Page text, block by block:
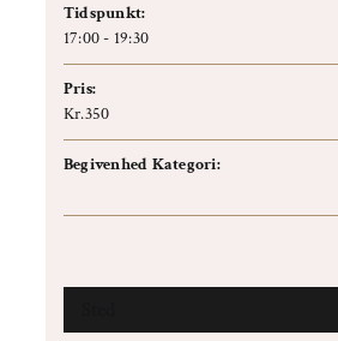
Tidspunkt:
17:00 - 19:30
Pris:
Kr.350
Begivenhed Kategori: